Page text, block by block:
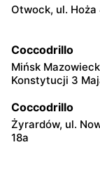
Otwock, ul. Hoża
Coccodrillo
Mińsk
Konstytucji 3
Coccodrillo
Żyrardów, ul.
18a
Pułtusk, ul.